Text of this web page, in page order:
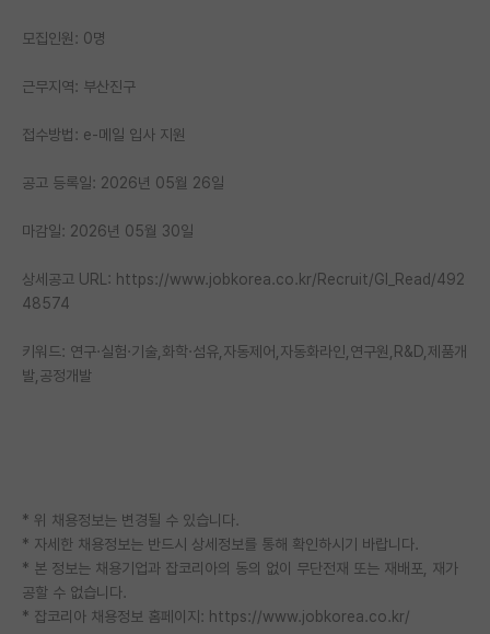
반도체/AI 게시판
장학금/장학생 게시판
학술 정보 게시판
홍보 게시판
커리어
유학교육
이벤트
반도체 아카데미
모집인원: 0명
근무지역: 부산진구
접수방법: e-메일 입사 지원
공고 등록일: 2026년 05월 26일
마감일: 2026년 05월 30일
상세공고 URL: https://www.jobkorea.co.kr/Recruit/GI_Read/492
48574
키워드: 연구·실험·기술,화학·섬유,자동제어,자동화라인,연구원,R&D,제품개
발,공정개발
* 위 채용정보는 변경될 수 있습니다.
* 자세한 채용정보는 반드시 상세정보를 통해 확인하시기 바랍니다.
* 본 정보는 채용기업과 잡코리아의 동의 없이 무단전재 또는 재배포, 재가
공할 수 없습니다.
* 잡코리아 채용정보 홈페이지: https://www.jobkorea.co.kr/